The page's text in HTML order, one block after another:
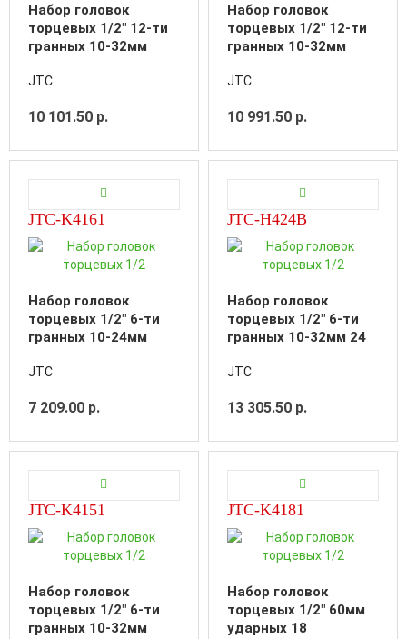
Набор головок
торцевых 1/2" 12-ти
гранных 10-32мм
предметов в кейсе
JTC
10 101.50 р.
Набор головок
торцевых 1/2" 12-ти
гранных 10-32мм
предметов в кейсе
JTC
10 991.50 р.
JTC-K4161
Набор головок
торцевых 1/2" 6-ти
гранных 10-24мм
предметов в кейсе
JTC
7 209.00 р.
JTC-H424B
Набор головок
торцевых 1/2" 6-ти
гранных 10-32мм 24
JTC
13 305.50 р.
JTC-K4151
Набор головок
торцевых 1/2" 6-ти
гранных 10-32мм
JTC-K4181
Набор головок
торцевых 1/2" 60мм
ударных 18